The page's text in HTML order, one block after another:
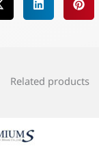
Related products